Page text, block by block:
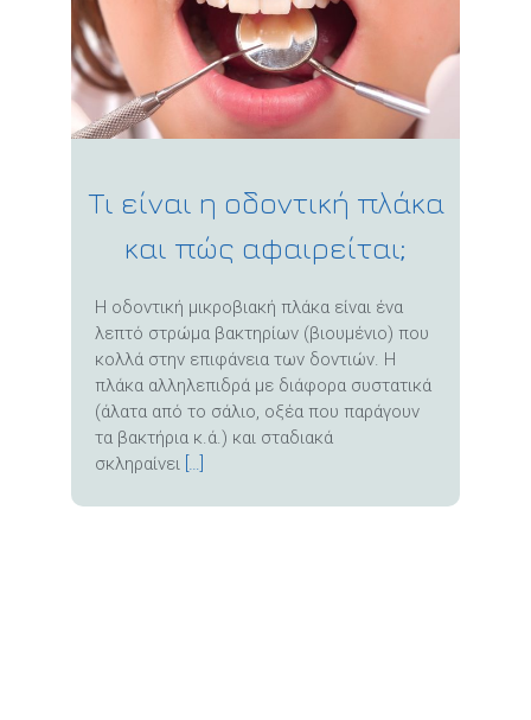
Τι είναι η οδοντική πλάκα
και πώς αφαιρείται;
Η οδοντική μικροβιακή πλάκα είναι ένα
λεπτό στρώμα βακτηρίων (βιουμένιο) που
κολλά στην επιφάνεια των δοντιών. Η
πλάκα αλληλεπιδρά με διάφορα συστατικά
(άλατα από το σάλιο, οξέα που παράγουν
τα βακτήρια κ.ά.) και σταδιακά
σκληραίνει […]